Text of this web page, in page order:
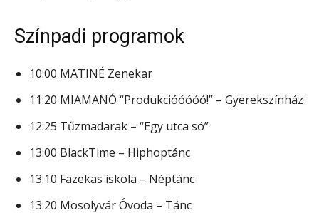
Színpadi programok
10:00 MATINÉ Zenekar
11:20 MIAMANÓ “Produkcióóóóó!” – Gyerekszínház
12:25 Tűzmadarak – “Egy utca só”
13:00 BlackTime – Hiphoptánc
13:10 Fazekas iskola – Néptánc
13:20 Mosolyvár Óvoda – Tánc